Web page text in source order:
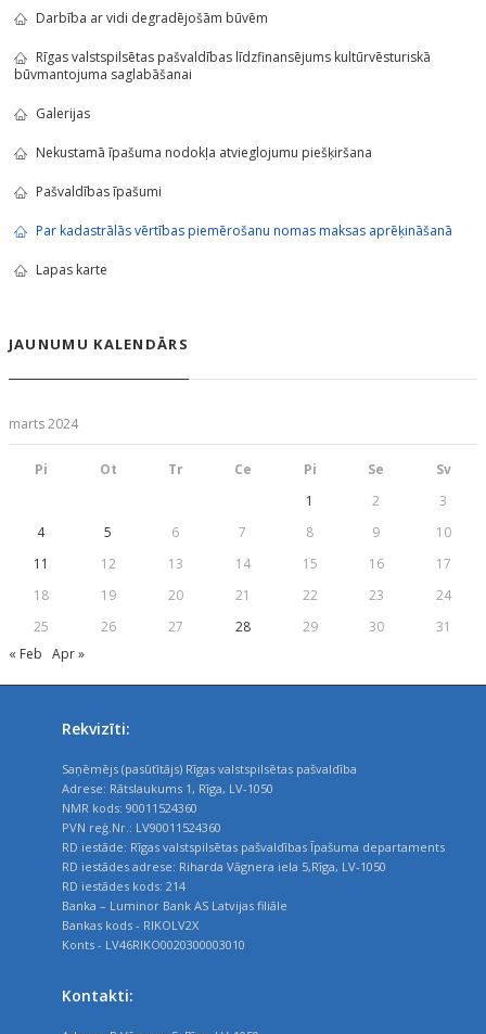
Darbība ar vidi degradējošām būvēm
Rīgas valstspilsētas pašvaldības līdzfinansējums kultūrvēsturiskā
būvmantojuma saglabāšanai
Galerijas
Nekustamā īpašuma nodokļa atvieglojumu piešķiršana
Pašvaldības īpašumi
Par kadastrālās vērtības piemērošanu nomas maksas aprēķināšanā
Lapas karte
JAUNUMU KALENDĀRS
marts 2024
Pi Ot Tr Ce Pi Se
Sv
1
2
3
4
5 6 7 8 9
10
11
12 13 14 15 16
17
18
19 20 21 22 23
24
25
26 27 28 29 30
31
« Feb Apr »
Rekvizīti:
Saņēmējs (pasūtītājs) Rīgas valstspilsētas pašvaldība
Adrese: Rātslaukums 1, Rīga, LV-1050
NMR kods: 90011524360
PVN reģ.Nr.: LV90011524360
RD iestāde: Rīgas valstspilsētas pašvaldības Īpašuma departaments
RD iestādes adrese: Riharda Vāgnera iela 5,Rīga, LV-1050
RD iestādes kods: 214
Banka – Luminor Bank AS Latvijas filiāle
Bankas kods - RIKOLV2X
Konts - LV46RIKO0020300003010
Kontakti: